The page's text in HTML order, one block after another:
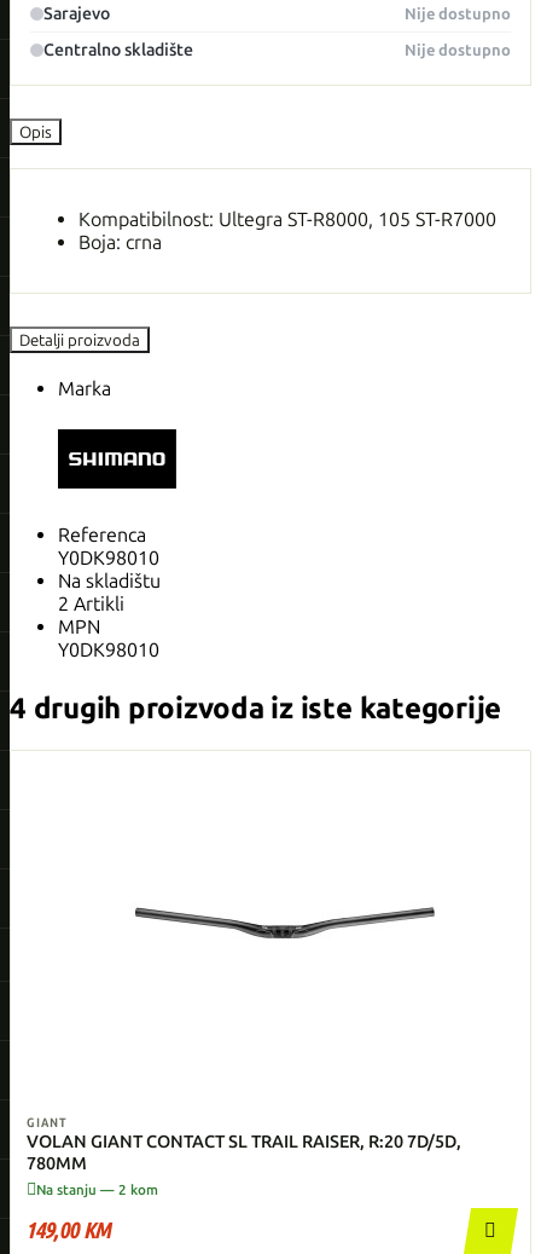
Sarajevo Nije dostupno
Centralno skladište Nije dostupno
Opis
Kompatibilnost: Ultegra ST-R8000, 105 ST-R7000
Boja: crna
Detalji proizvoda
Marka
Referenca
Y0DK98010
Na skladištu
2 Artikli
MPN
Y0DK98010
4 drugih proizvoda iz iste kategorije
GIANT
VOLAN GIANT CONTACT SL TRAIL RAISER, R:20 7D/5D,
780MM
Na stanju — 2 kom
149,00 KM 